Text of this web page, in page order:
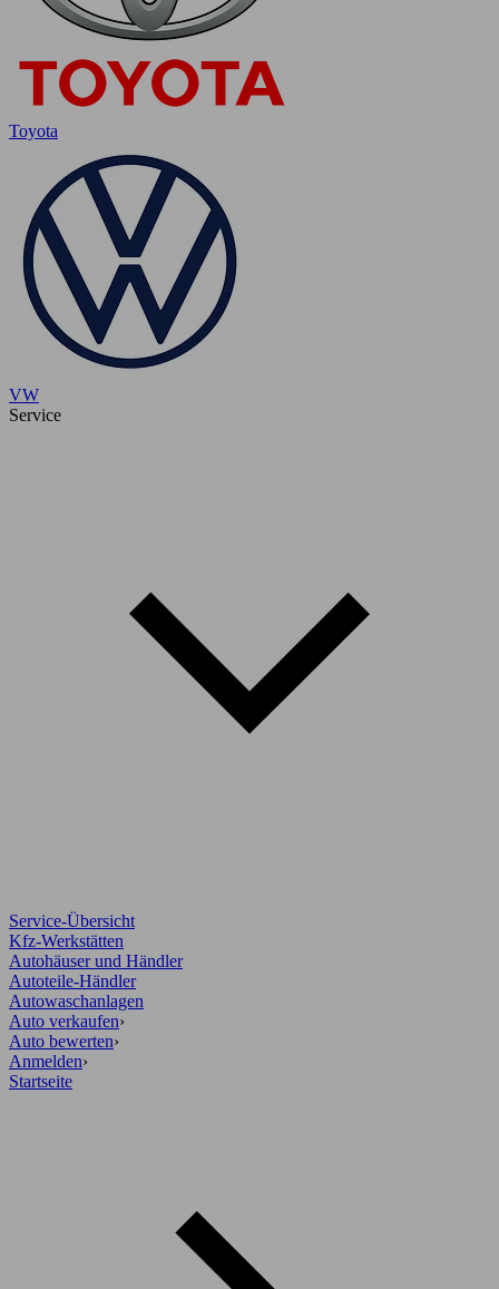
Toyota
VW
Service
Service-Übersicht
Kfz-Werkstätten
Autohäuser und Händler
Autoteile-Händler
Autowaschanlagen
Auto verkaufen›
Auto bewerten›
Anmelden›
Startseite